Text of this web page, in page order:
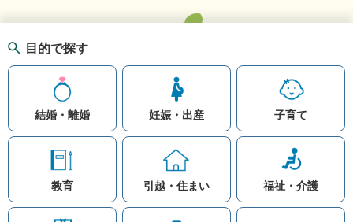
目的で探す
結婚・離婚 妊娠・出産 子育て
教育 引越・住まい 福祉・介護